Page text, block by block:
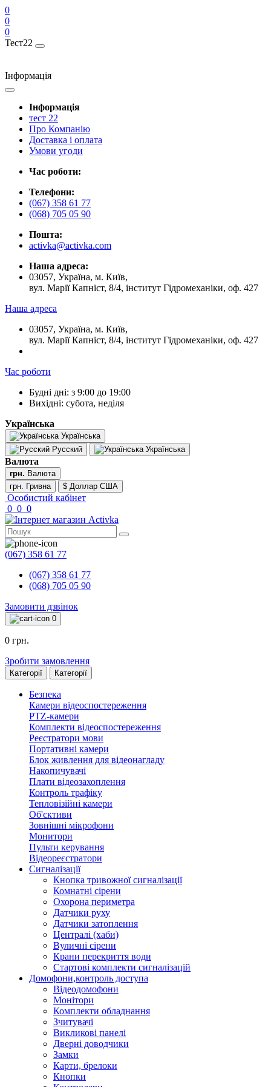
0
0
0
Тест22
Інформація
Інформація
тест 22
Про Компанію
Доставка і оплата
Умови угоди
Час роботи:
Телефони:
(067) 358 61 77
(068) 705 05 90
Пошта:
activka@activka.com
Наша адреса:
03057, Україна, м. Київ,
вул. Марії Капніст, 8/4, інститут Гідромеханіки, оф. 427
Наша адреса
03057, Україна, м. Київ,
вул. Марії Капніст, 8/4, інститут Гідромеханіки, оф. 427
Час роботи
Будні дні: з 9:00 до 19:00
Вихідні: субота, неділя
Українська
Українська
Русский
Українська
Валюта
грн. Валюта
грн. Гривна
$ Доллар США
Особистий кабінет
0 0 0
(067) 358 61 77
(067) 358 61 77
(068) 705 05 90
Замовити дзвінок
0
0 грн.
Зробити замовлення
Категорії Категорії
Безпека
Камери відеоспостереження
PTZ-камери
Комплекти відеоспостереження
Реєстратори мови
Портативні камери
Блок живлення для відеонагладу
Накопичувачі
Плати відеозахоплення
Контроль трафіку
Тепловізійні камери
Об'єктиви
Зовнішні мікрофони
Монитори
Пульти керування
Відеореєстратори
Сигналізації
Кнопка тривожної сигналізації
Комнатні сірени
Охорона периметра
Датчики руху
Датчики затоплення
Централі (хаби)
Вуличні сірени
Крани перекриття води
Стартові комплекти сигналізацій
Домофони,контроль доступа
Відеодомофони
Монітори
Комплекти обладнання
Зчитувачі
Викликові панелі
Дверні доводчики
Замки
Карти, брелоки
Кнопки